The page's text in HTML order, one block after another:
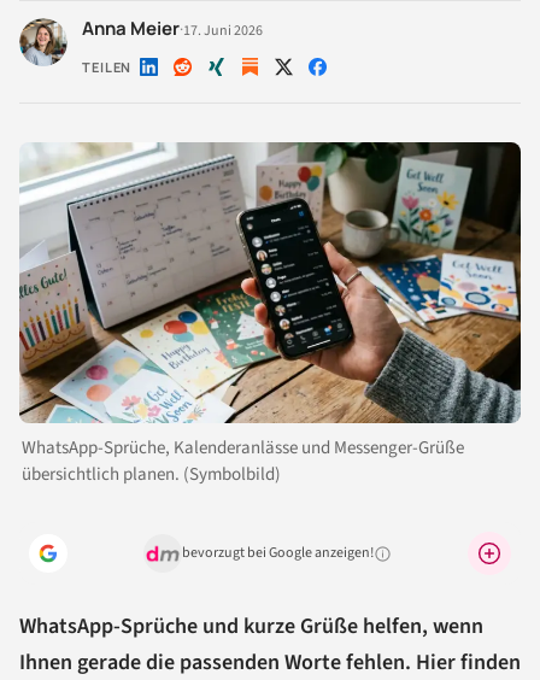
Anna Meier·17. Juni 2026
TEILEN Auf Auf Auf Auf Auf
WhatsApp-Sprüche, Kalenderanlässe und Messenger-Grüße
übersichtlich planen. (Symbolbild)
bevorzugt bei Google anzeigen!Warum lohnt sich das?
WhatsApp-Sprüche und kurze Grüße helfen, wenn
Ihnen gerade die passenden Worte fehlen. Hier finden